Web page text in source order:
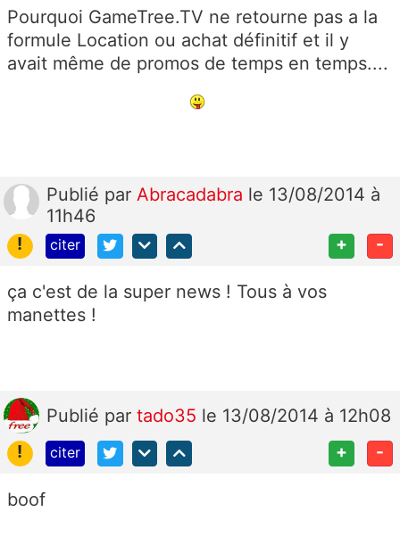
Pourquoi GameTree.TV ne retourne pas a la
formule Location ou achat définitif et il y
avait même de promos de temps en temps....
Publié par Abracadabra le 13/08/2014 à
11h46
!
citer + -
ça c'est de la super news ! Tous à vos
manettes !
Publié par tado35 le 13/08/2014 à 12h08
!
citer + -
boof